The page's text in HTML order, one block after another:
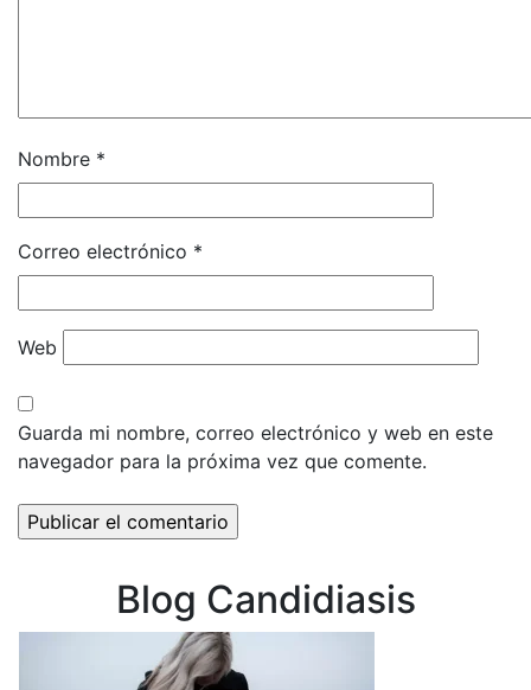
Nombre *
Correo electrónico *
Web
Guarda mi nombre, correo electrónico y web en este
navegador para la próxima vez que comente.
Blog Candidiasis